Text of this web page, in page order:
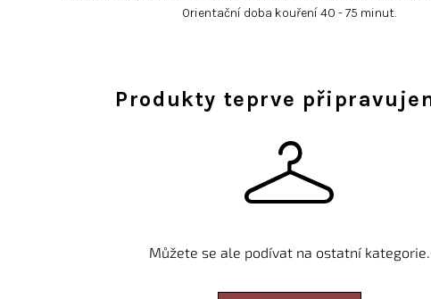
Orientační doba kouření 40 - 75 minut.
Produkty teprve
Můžete se ale podívat na ostatní kategorie.